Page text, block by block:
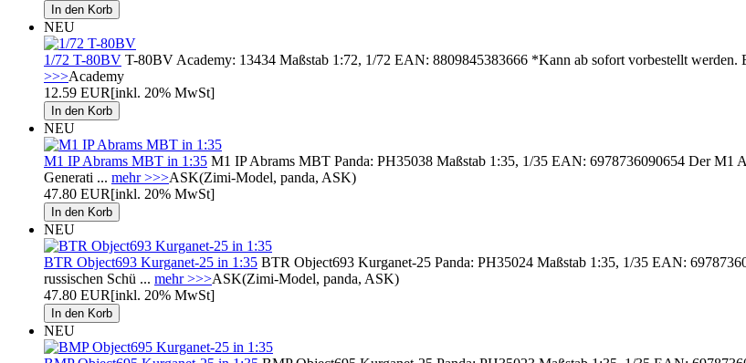
NEU
1/72 T-80BV T-80BV Academy: 13434 Maßstab 1:72, 1/72 EAN: 8809845383666 *Kann ab sofort vorbestellt
>>>Academy
12.59 EUR[inkl. 20% MwSt]
NEU
M1 IP Abrams MBT in 1:35 M1 IP Abrams MBT Panda: PH35038 Maßstab 1:35, 1/35 EAN: 6978736090654 Der M1
Generati ... mehr >>>ASK(Zimi-Model, panda, ASK)
47.80 EUR[inkl. 20% MwSt]
NEU
BTR Object693 Kurganet-25 in 1:35 BTR Object693 Kurganet-25 Panda: PH35024 Maßstab 1:35, 1/35 EAN:
russischen Schü ... mehr >>>ASK(Zimi-Model, panda, ASK)
47.80 EUR[inkl. 20% MwSt]
NEU